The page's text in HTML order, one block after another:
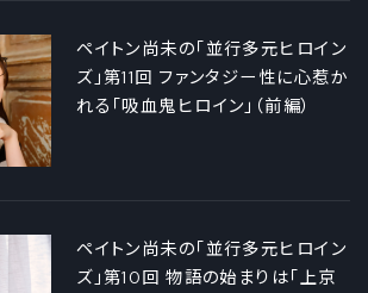
ペイトン尚未の「並行多元ヒロイン
ズ」第11回 ファンタジー性に心惹か
れる「吸血鬼ヒロイン」（前編）
ペイトン尚未の「並行多元ヒロイン
ズ」第10回 物語の始まりは「上京